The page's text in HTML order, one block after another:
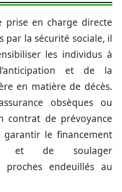
prise en charge directe
par la sécurité sociale, il
les individus à
et de la
en matière de décès.
obsèques ou
contrat de prévoyance
le financement
et de soulager
proches endeuillés au